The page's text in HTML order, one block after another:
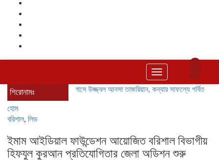
Toggle
navigation
শিরোনামঃ এ প্লাসে উজ্জ্বল আনসা তাজরিয়ান, কন্যার সাফল্যে গর্বিত
হোম
বরিশাল, লিড
ইমাম আইডিয়াল ফাউন্ডেশন আয়োজিত বরিশাল বিভাগীয়
হিফযুল কুরআন প্রতিযোগিতার জেলা অডিশন শুরু